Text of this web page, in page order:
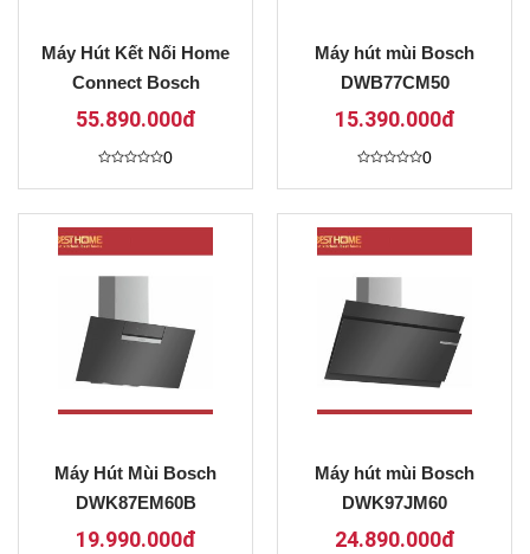
Máy Hút Kết Nối Home
Connect Bosch
HMH.DWF97RV60B
55.890.000đ
xếp
0
5
sao
0
Máy hút mùi Bosch
DWB77CM50
15.390.000đ
xếp
0
5
sao
0
Máy Hút Mùi Bosch
DWK87EM60B
19.990.000đ
Máy hút mùi Bosch
DWK97JM60
24.890.000đ